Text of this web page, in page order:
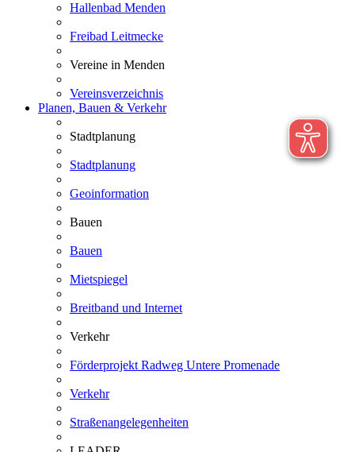
Hallenbad Menden
Freibad Leitmecke
Vereine in Menden
Vereinsverzeichnis
Planen, Bauen & Verkehr
Stadtplanung
Stadtplanung
Geoinformation
Bauen
Bauen
Mietspiegel
Breitband und Internet
Verkehr
Förderprojekt Radweg Untere Promenade
Verkehr
Straßenangelegenheiten